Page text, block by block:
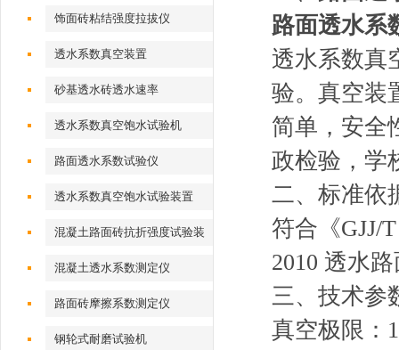
饰面砖粘结强度拉拔仪
透水系数真空装置
砂基透水砖透水速率
透水系数真空饱水试验机
路面透水系数试验仪
透水系数真空饱水试验装置
混凝土路面砖抗折强度试验装
置
混凝土透水系数测定仪
路面砖摩擦系数测定仪
钢轮式耐磨试验机
路面透水系
透水系数真
验。真空装
简单，安全
政检验，学
二、标准依
符合《GJJ/
2010 透水
三、技术参
真空极限：